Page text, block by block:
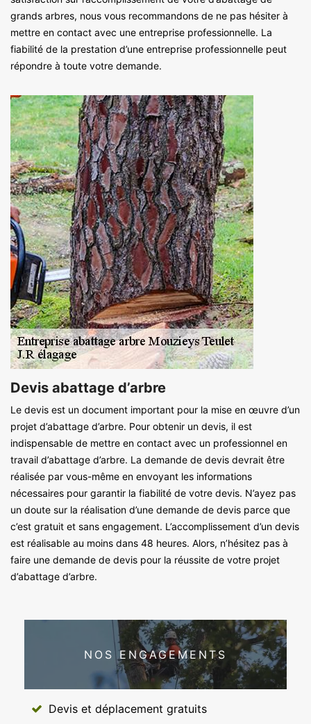
grands arbres, nous vous recommandons de ne pas hésiter à
mettre en contact avec une entreprise professionnelle. La
fiabilité de la prestation d’une entreprise professionnelle peut
répondre à toute votre demande.
Devis abattage d’arbre
Le devis est un document important pour la mise en œuvre d’un
projet d’abattage d’arbre. Pour obtenir un devis, il est
indispensable de mettre en contact avec un professionnel en
travail d’abattage d’arbre. La demande de devis devrait être
réalisée par vous-même en envoyant les informations
nécessaires pour garantir la fiabilité de votre devis. N’ayez pas
un doute sur la réalisation d’une demande de devis parce que
c’est gratuit et sans engagement. L’accomplissement d’un devis
est réalisable au moins dans 48 heures. Alors, n’hésitez pas à
faire une demande de devis pour la réussite de votre projet
d’abattage d’arbre.
NOS ENGAGEMENTS
Devis et déplacement gratuits